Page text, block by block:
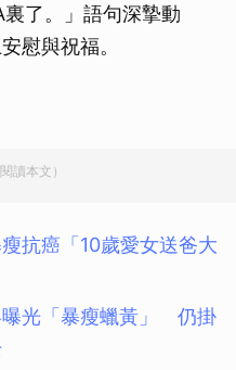
了。」語句深摯動
慰與祝福。
讀本文）
抗癌「10歲愛女送爸大
曝光「暴瘦蠟黃」 仍掛